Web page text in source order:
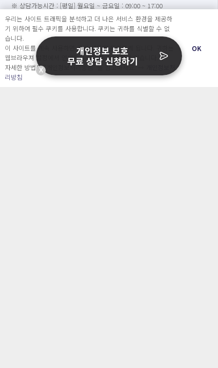
※ 상담가능시간 : [평일] 월요일 ~ 금요일 : 09:00 ~ 17:00
(점심시간 : 12:00 ~ 13:00)
※ 캐치시큐는 변호사가 운영하는 법률 서비스가 아닙니다.
우리는 사이트 트래픽을 분석하고 더 나은 서비스 환경을 제공하
기 위하여 필수 쿠키를 사용합니다. 쿠키는 귀하를 식별할 수 없
습니다.
이 사이트를 계속 사용하면 쿠키 사용에 동의하게 됩니다. 귀하는
웹브라우져 설정에서 언제든지 쿠키를 삭제 할 수있습니다.
자세한 방법은 “개인정보처리방침” 을 참고하세요. →
리방침
OK
X
개인정보 보호
무료 상담 신청하기